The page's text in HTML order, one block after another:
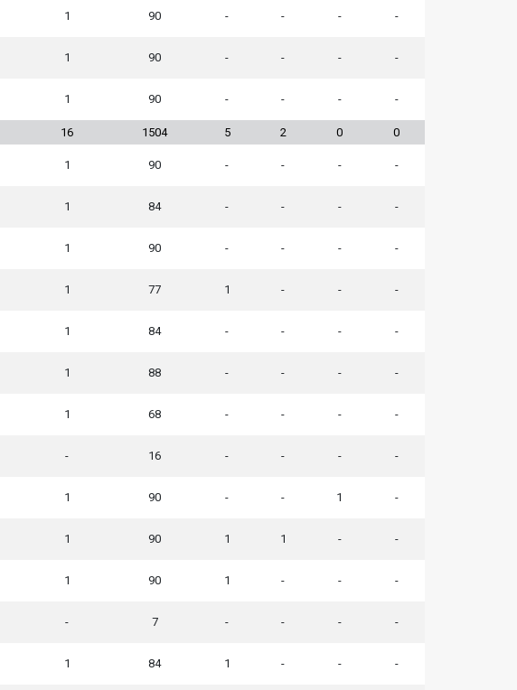
1 90 - - - -
1 90 - - - -
1 90 - - - -
16 1504 5 2 0 0
1 90 - - - -
1 84 - - - -
1 90 - - - -
1 77 1 - - -
1 84 - - - -
1 88 - - - -
1 68 - - - -
- 16 - - - -
1 90 - - 1 -
1 90 1 1 - -
1 90 1 - - -
- 7 - - - -
1 84 1 - - -